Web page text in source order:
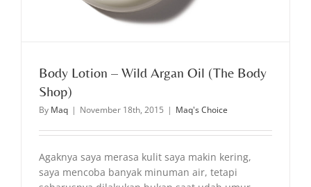
Body Lotion – Wild Argan Oil (The Body
Shop)
By Maq | November 18th, 2015 | Maq's Choice
Agaknya saya merasa kulit saya makin kering,
saya mencoba banyak minuman air, tetapi